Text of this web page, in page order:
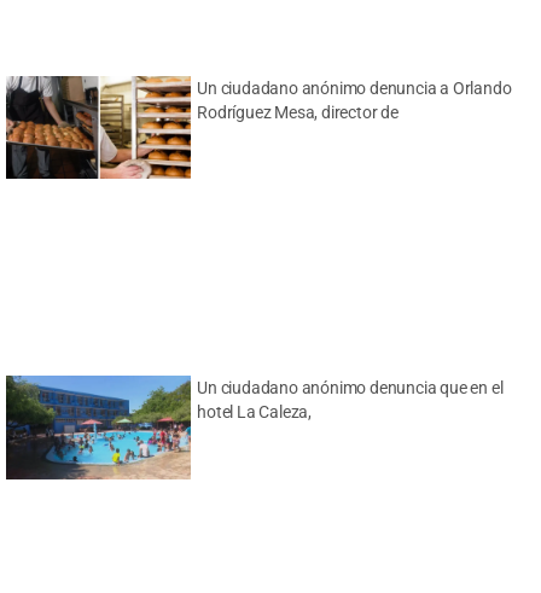
Un ciudadano anónimo denuncia a Orlando
Rodríguez Mesa, director de
Un ciudadano anónimo denuncia que en el
hotel La Caleza,